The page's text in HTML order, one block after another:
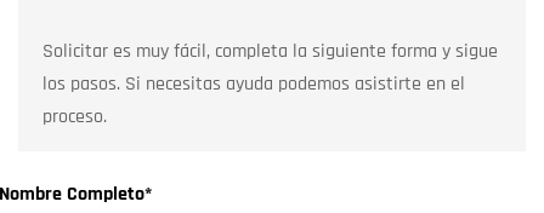
Solicitar es muy fácil, completa la siguiente forma y sigue
los pasos. Si necesitas ayuda podemos asistirte en el
proceso.
Nombre Completo*